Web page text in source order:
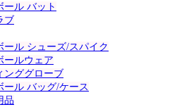
ール バット
ブ
ール シューズ/スパイク
ールウェア
ンググローブ
ール バッグ/ケース
品